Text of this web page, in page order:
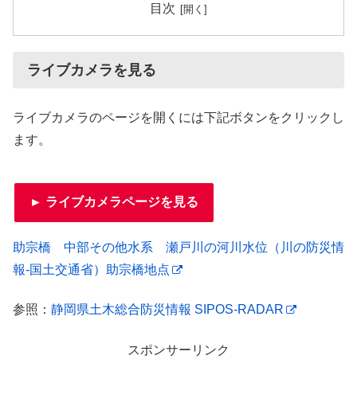
目次
ライブカメラを見る
ライブカメラのページを開くには下記ボタンをクリックし
ます。
► ライブカメラページを見る
助宗橋 中部その他水系 瀬戸川の河川水位（川の防災情
報-国土交通省）助宗橋地点
参照： 静岡県土木総合防災情報 SIPOS-RADAR
スポンサーリンク